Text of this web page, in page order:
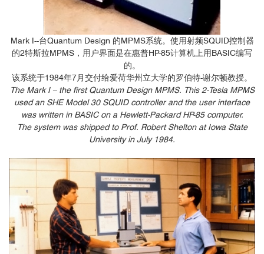
Mark I--台Quantum Design 的MPMS系统。使用射频SQUID控制器
的2特斯拉MPMS，用户界面是在惠普HP-85计算机上用BASIC编写
的。
该系统于1984年7月交付给爱荷华州立大学的罗伯特-谢尔顿教授。
The Mark I – the first Quantum Design MPMS. This 2-Tesla MPMS
used an SHE Model 30 SQUID controller and the user interface
was written in BASIC on a Hewlett-Packard HP-85 computer.
The system was shipped to Prof. Robert Shelton at Iowa State
University in July 1984.